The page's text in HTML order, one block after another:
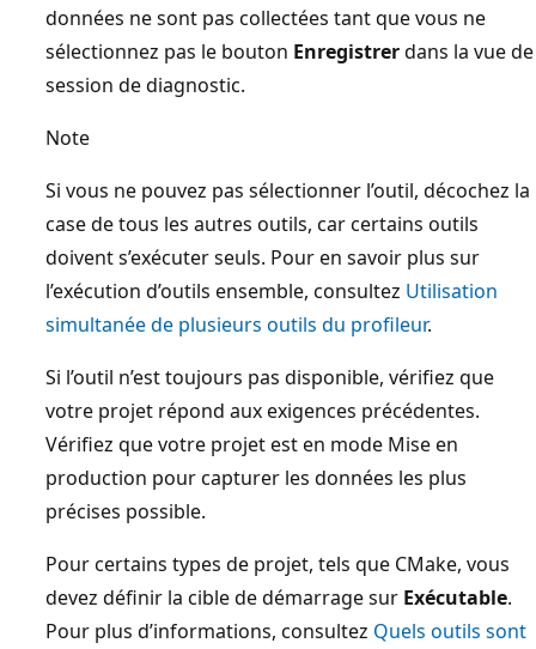
données ne sont pas collectées tant que vous ne
sélectionnez pas le bouton Enregistrerdans la vue de
session de diagnostic.
Note
Si vous ne pouvez pas sélectionner l’outil, décochez la
case de tous les autres outils, car certains outils
doivent s’exécuter seuls. Pour en savoir plus sur
l’exécution d’outils ensemble, consultez Utilisation
simultanée de plusieurs outils du profileur.
Si l’outil n’est toujours pas disponible, vérifiez que
votre projet répond aux exigences précédentes.
Vérifiez que votre projet est en mode Mise en
production pour capturer les données les plus
précises possible.
Pour certains types de projet, tels que CMake, vous
devez définir la cible de démarrage sur Exécutable.
Pour plus d’informations, consultez Quels outils sont